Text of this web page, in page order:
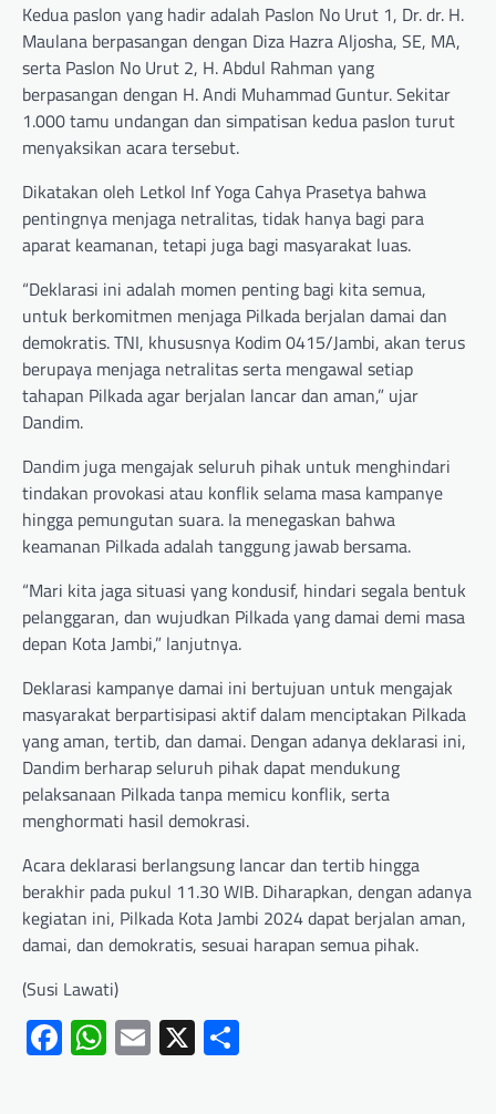
Kedua paslon yang hadir adalah Paslon No Urut 1, Dr. dr. H.
Maulana berpasangan dengan Diza Hazra Aljosha, SE, MA,
serta Paslon No Urut 2, H. Abdul Rahman yang
berpasangan dengan H. Andi Muhammad Guntur. Sekitar
1.000 tamu undangan dan simpatisan kedua paslon turut
menyaksikan acara tersebut.
Dikatakan oleh Letkol Inf Yoga Cahya Prasetya bahwa
pentingnya menjaga netralitas, tidak hanya bagi para
aparat keamanan, tetapi juga bagi masyarakat luas.
“Deklarasi ini adalah momen penting bagi kita semua,
untuk berkomitmen menjaga Pilkada berjalan damai dan
demokratis. TNI, khususnya Kodim 0415/Jambi, akan terus
berupaya menjaga netralitas serta mengawal setiap
tahapan Pilkada agar berjalan lancar dan aman,” ujar
Dandim.
Dandim juga mengajak seluruh pihak untuk menghindari
tindakan provokasi atau konflik selama masa kampanye
hingga pemungutan suara. Ia menegaskan bahwa
keamanan Pilkada adalah tanggung jawab bersama.
“Mari kita jaga situasi yang kondusif, hindari segala bentuk
pelanggaran, dan wujudkan Pilkada yang damai demi masa
depan Kota Jambi,” lanjutnya.
Deklarasi kampanye damai ini bertujuan untuk mengajak
masyarakat berpartisipasi aktif dalam menciptakan Pilkada
yang aman, tertib, dan damai. Dengan adanya deklarasi ini,
Dandim berharap seluruh pihak dapat mendukung
pelaksanaan Pilkada tanpa memicu konflik, serta
menghormati hasil demokrasi.
Acara deklarasi berlangsung lancar dan tertib hingga
berakhir pada pukul 11.30 WIB. Diharapkan, dengan adanya
kegiatan ini, Pilkada Kota Jambi 2024 dapat berjalan aman,
damai, dan demokratis, sesuai harapan semua pihak.
(Susi Lawati)
Facebook
WhatsApp
Email
X